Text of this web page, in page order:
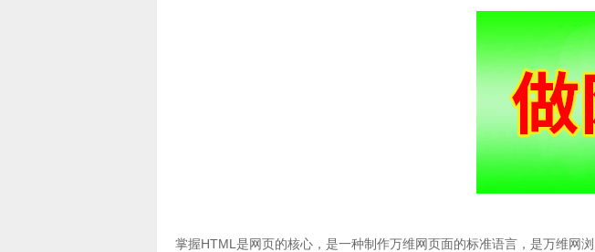
掌握HTML是网页的核心，是一种制作万维网页面的标准语言，是万维网